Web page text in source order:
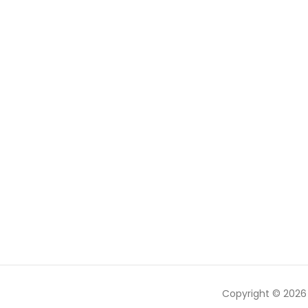
Copyright © 2026